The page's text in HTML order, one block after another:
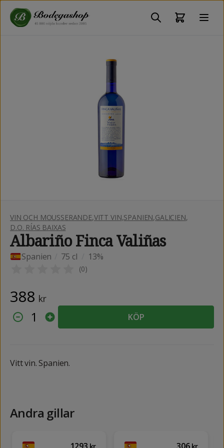
VIN OCH MOUSSERANDE,VITT VIN,SPANIEN,GALICIEN,
D.O. RÍAS BAIXAS
Albariño Finca Valiñas
Spanien 75 cl 13%
(0)
388 kr
1 KÖP
Vitt vin. Spanien.
Andra gillar